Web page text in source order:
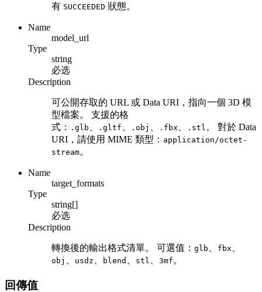
有 SUCCEEDED 狀態。
Name
model_url
Type
string
必选
Description
可公開存取的 URL 或 Data URI，指向一個 3D 模
型檔案。 支援的格
式：
.glb .gltf .obj .fbx .stl 。 對於 Data
URI，請使用 MIME 類型： application/octet-
stream。
Name
target_formats
Type
string[]
必选
Description
轉換後的輸出格式清單。 可選值： glb fbx
obj usdz blend stl 3mf 。
回傳值